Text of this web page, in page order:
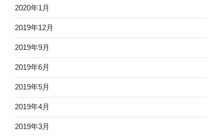
2020年1月
2019年12月
2019年9月
2019年6月
2019年5月
2019年4月
2019年3月